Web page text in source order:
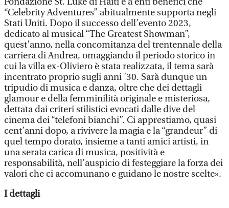
“Celebrity Adventures” abitualmente supporta negli
Stati Uniti. Dopo il successo dell’evento 2023,
dedicato al musical “The Greatest Showman”,
quest’anno, nella concomitanza del trentennale della
carriera di Andrea, omaggiando il periodo storico in
cui la villa ex-Oliviero è stata realizzata, il tema sarà
incentrato proprio sugli anni ’30. Sarà dunque un
tripudio di musica e danza, oltre che dei dettagli
glamour e della femminilità originale e misteriosa,
dettata dai criteri stilistici evocati dalle dive del
cinema dei “telefoni bianchi”. Ci apprestiamo, quasi
cent’anni dopo, a rivivere la magia e la “grandeur” di
quel tempo dorato, insieme a tanti amici artisti, in
una serata carica di musica, positività e
responsabilità, nell’auspicio di festeggiare la forza dei
valori che ci accomunano e guidano le nostre scelte».
I dettagli